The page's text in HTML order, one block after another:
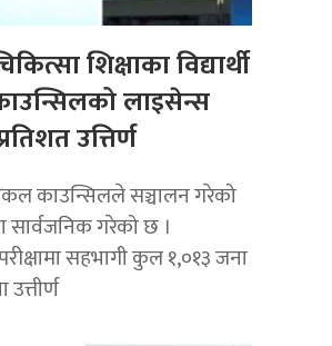
शिक्षाका विद्यार्थी
लाइसेन्स
उत्तिर्ण
काउन्सिलले सञ्चालन गरेको
सार्वजनिक गरेको छ ।
सहभागी कुल १,०१३ जना